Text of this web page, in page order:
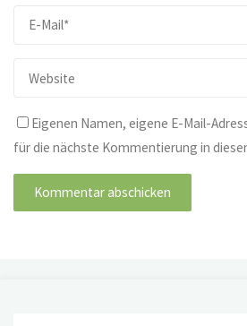
Eigenen Namen, eigene E-Mail-
für die nächste Kommentierung in